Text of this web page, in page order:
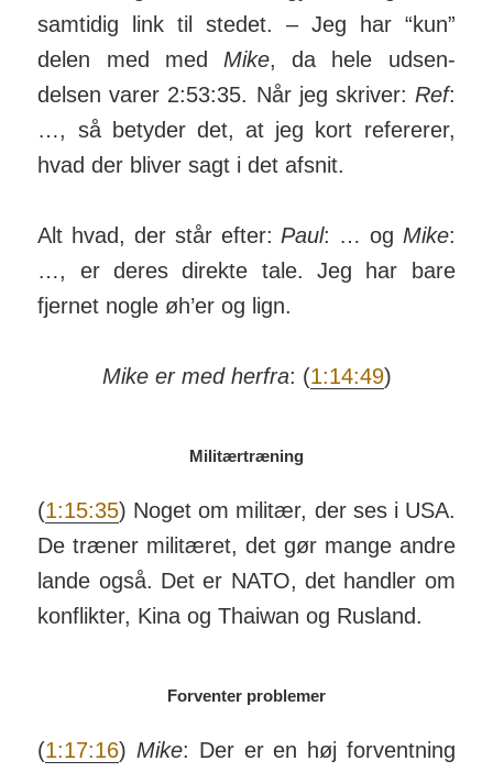
sam­tidig link til stedet. – Jeg har “kun”
delen med med Mike, da hele ud­sen­
delsen varer 2:53:35. Når jeg skriver: Ref:
…, så betyder det, at jeg kort refererer,
hvad der bliver sagt i det afsnit.
Alt hvad, der står efter: Paul: … og Mike:
…, er deres di­rekte tale. Jeg har bare
fjernet nogle øh’er og lign.
Mike er med herfra: (1:14:49)
Militærtræning
(1:15:35) Noget om militær, der ses i USA.
De træner mili­tæret, det gør mange andre
lande også. Det er NATO, det handler om
kon­flikter, Kina og Thaiwan og Rus­land.
Forventer problemer
(1:17:16) Mike: Der er en høj for­vent­ning